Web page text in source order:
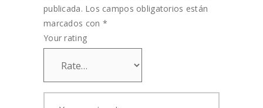
publicada. Los campos obligatorios están
marcados con *
Your rating